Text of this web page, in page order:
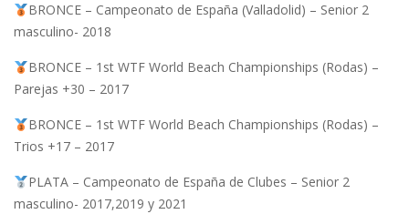
BRONCE – Campeonato de España (Valladolid) – Senior 2
masculino- 2018
BRONCE – 1st WTF World Beach Championships (Rodas) –
Parejas +30 – 2017
BRONCE – 1st WTF World Beach Championships (Rodas) –
Trios +17 – 2017
PLATA – Campeonato de España de Clubes – Senior 2
masculino- 2017,2019 y 2021